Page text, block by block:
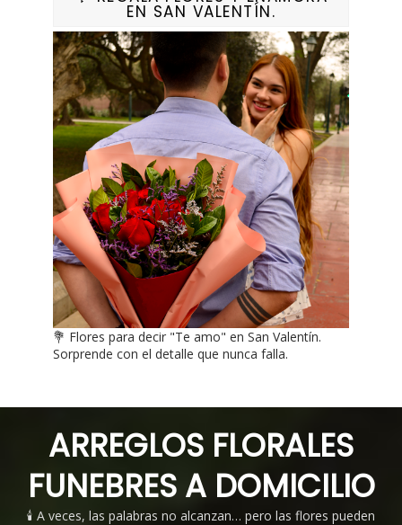
EN SAN VALENTÍN.
💐 Flores para decir "Te amo" en San Valentín.
Sorprende con el detalle que nunca falla.
ARREGLOS FLORALES
FUNEBRES A DOMICILIO
🕯️ A veces, las palabras no alcanzan… pero las flores pueden